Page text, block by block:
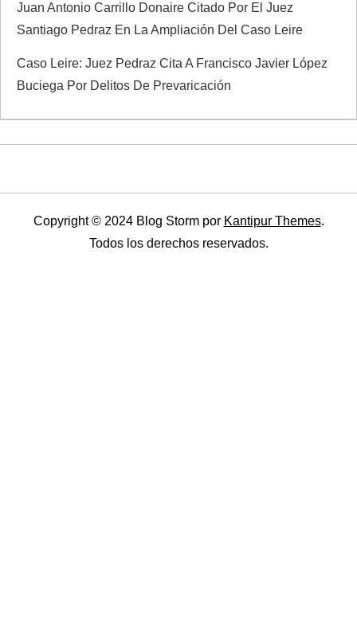
Juan Antonio Carrillo Donaire Citado Por El Juez
Santiago Pedraz En La Ampliación Del Caso Leire
Caso Leire: Juez Pedraz Cita A Francisco Javier López
Buciega Por Delitos De Prevaricación
Copyright © 2024 Blog Storm por Kantipur Themes.
Todos los derechos reservados.